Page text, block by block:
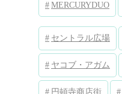
MERCURYDUO
セントラル広場
ヤコブ・アガム
円頓寺商店街